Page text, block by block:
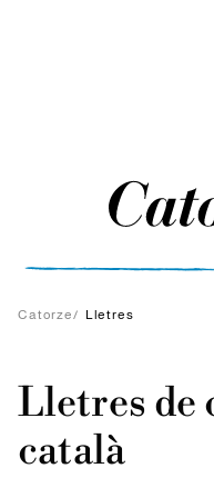
Catorze/ Lletres
Lletres de
català